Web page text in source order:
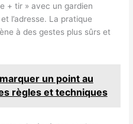
+ tir » avec un gardien
l’adresse. La pratique
à des gestes plus sûrs et
un point au
règles et techniques